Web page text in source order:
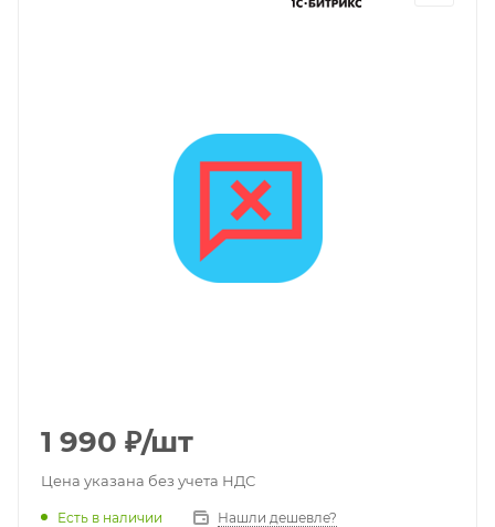
1 990 ₽/шт
Цена указана без учета НДС
Есть в наличии Нашли дешевле?